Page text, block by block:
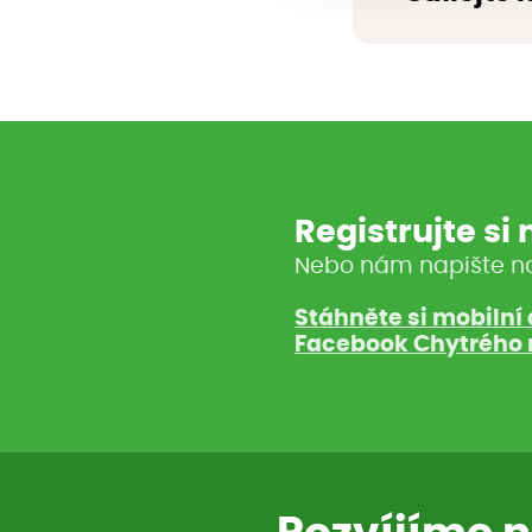
Registrujte si
Nebo nám napište
Stáhněte si mobilní
Facebook Chytrého